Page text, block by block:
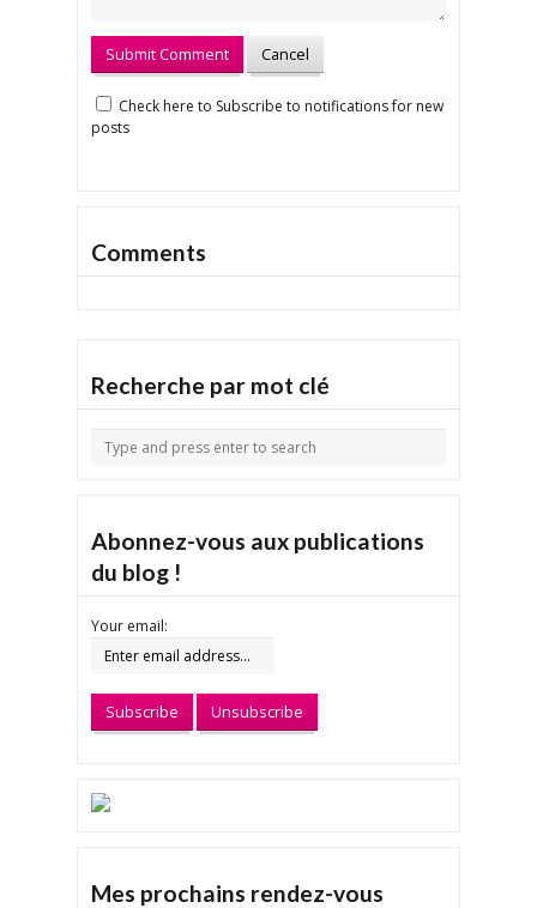
Check here to Subscribe to notifications for new
posts
Comments
Recherche par mot clé
Abonnez-vous aux publications
du blog !
Your email:
Mes prochains rendez-vous